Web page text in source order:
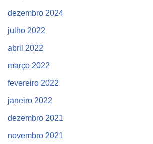
dezembro 2024
julho 2022
abril 2022
março 2022
fevereiro 2022
janeiro 2022
dezembro 2021
novembro 2021